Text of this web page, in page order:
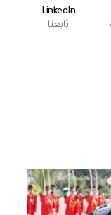
LinkedIn
تابعنا